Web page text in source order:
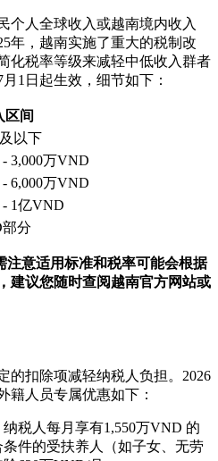
个人全球收入或越南境内收入
年，越南实施了重大的税制改
化税率等级来减轻中低收入群者
1日起生效，细节如下：
区间
以下
3,000万VND
6,000万VND
1亿VND
分
意适用标准和税率可能会根据
建议您随时查阅越南官方网站或
的扣除项减轻纳税人负担。2026
籍人员专属优惠如下：
税人每月享有1,550万VND 的
件的受扶养人（如子女、无劳